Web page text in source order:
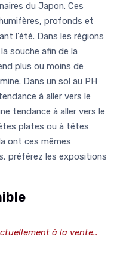
du Japon. Ces
profonds et
l'été. Dans les régions
souche afin de la
plus ou moins de
Dans un sol au PH
à aller vers le
tendance à aller vers le
plates ou à têtes
ont ces mêmes
préférez les expositions
à la vente..